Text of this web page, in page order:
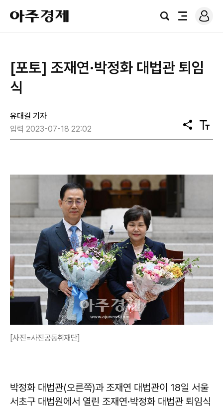
아
주
경
검
전
로
그
[포토] 조재연·박정화 대법관 퇴임
식
유대길 기자
입력 2023-07-18 22:02
공
유
텍
스
[사진=사진공동취재단]
박정화 대법관(오른쪽)과 조재연 대법관이 18일 서울
서초구 대법원에서 열린 조재연·박정화 대법관 퇴임식